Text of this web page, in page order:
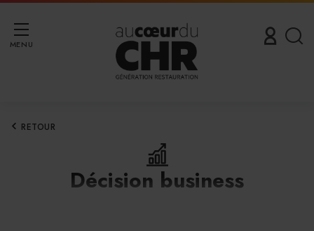
MENU
RETOUR
Décision business